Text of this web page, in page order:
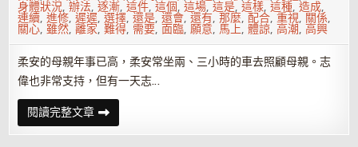
身體狀況,辦法,逐漸,這件,這個,這場,這是,這樣,這種,造成,
連續,進修,遲遲,選擇,還是,還會,還有,那麼,配合,重視, 關係,
關心,雖然,離家,難得, 需要,面臨,願意, 馬上,體諒,高潮,高興
柔安的母親年事已高，柔安常坐兩、三小時的車去照顧母親。志
偉也非常支持，但有一天志…
閱讀完整文章有
外
派